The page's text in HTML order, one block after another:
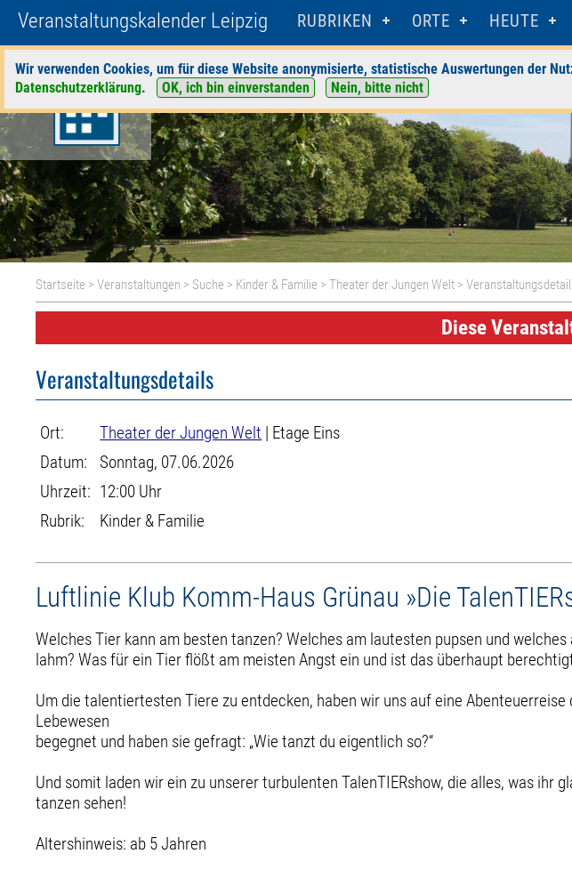
Veranstaltungskalender Leipzig RUBRIKEN ORTE HEUTE
Wir verwenden Cookies, um für diese Website anonymisierte, statistische Auswertungen der
Datenschutzerklärung. OK, ich bin einverstanden Nein, bitte nicht
Startseite >Veranstaltungen > Suche > Kinder & Familie >Theater der Jungen Welt >
Diese
Veranstaltungsdetails
Ort: Theater der Jungen Welt | Etage Eins
Datum:
Sonntag, 07.06.2026
Uhrzeit: 12:00 Uhr
Rubrik:
Kinder & Familie
Luftlinie Klub Komm-Haus Grünau »Die
Welches Tier kann am besten tanzen? Welches am lautesten pupsen und
lahm? Was für ein Tier flößt am meisten Angst ein und ist das überhaupt
Um die talentiertesten Tiere zu entdecken, haben wir uns auf eine
Lebewesen
begegnet und haben sie gefragt: „Wie tanzt du eigentlich so?“
Und somit laden wir ein zu unserer turbulenten TalenTIERshow, die alles, was
tanzen sehen!
Altershinweis: ab 5 Jahren